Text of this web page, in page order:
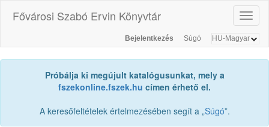
Fővárosi Szabó Ervin Könyvtár
Bejelentkezés Súgó
Próbálja ki megújult katalógusunkat, mely a
fszekonline.fszek.hu címen érhető el.
A keresőfeltételek értelmezésében segít a „Súgó”.